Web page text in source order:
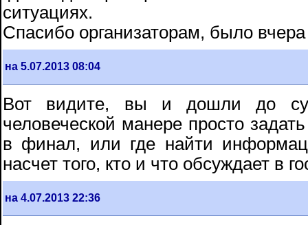
ситуациях.
Спасибо организаторам, было
на 5.07.2013 08:04
Вот видите, вы и дошли до
человеческой манере просто
в финал, или где найти
насчет того, кто и что обсуждает в
на 4.07.2013 22:36